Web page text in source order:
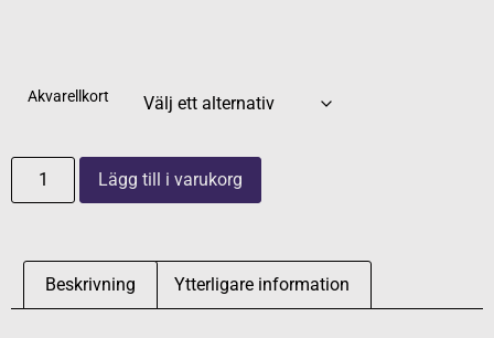
Akvarellkort
Lägg till i varukorg
Beskrivning Ytterligare information